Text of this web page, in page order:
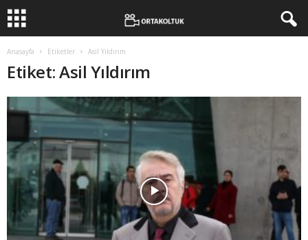
Anasayfa Etiketler Asil Yıldırım
Etiket: Asil Yıldırım